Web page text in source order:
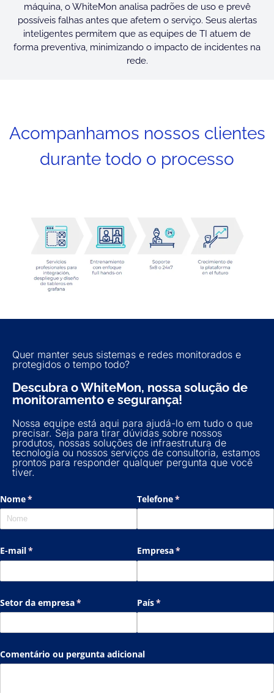
máquina, o WhiteMon analisa padrões de uso e prevê
possíveis falhas antes que afetem o serviço. Seus alertas
inteligentes permitem que as equipes de TI atuem de
forma preventiva, minimizando o impacto de incidentes na
rede.
Acompanhamos nossos clientes
durante todo o processo
Quer manter seus sistemas e redes monitorados e
protegidos o tempo todo?
Descubra o WhiteMon, nossa solução de
monitoramento e segurança!
Nossa equipe está aqui para ajudá-lo em tudo o que
precisar. Seja para tirar dúvidas sobre nossos
produtos, nossas soluções de infraestrutura de
tecnologia ou nossos serviços de consultoria, estamos
prontos para responder qualquer pergunta que você
tiver.
Nome*
(necesario) Telefone*
(necesario)
E-mail*
(necesario) Empresa*
(necesario)
Setor da empresa*
(necesario) País*
(necesario)
Comentário ou pergunta adicional